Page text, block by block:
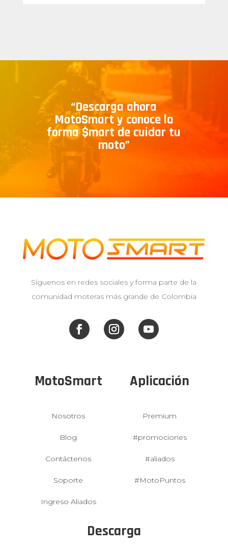
“Descarga ahora
MotoSmart y conoce la
forma $mart de cuidar tu
moto”
Síguenos en redes sociales y forma parte de la
comunidad moteras más grande de Colombia
MotoSmart
Nosotros
Blog
Contáctenos
Soporte
Ingreso Aliados
Aplicación
Premium
#promociones
#aliados
#MotoPuntos
Descarga